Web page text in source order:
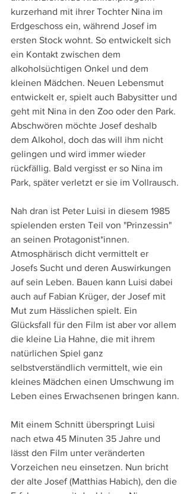
kurzerhand mit ihrer Tochter Nina im
Erdgeschoss ein, während Josef im
ersten Stock wohnt. So entwickelt sich
ein Kontakt zwischen dem
alkoholsüchtigen Onkel und dem
kleinen Mädchen. Neuen Lebensmut
entwickelt er, spielt auch Babysitter und
geht mit Nina in den Zoo oder den Park.
Abschwören möchte Josef deshalb
dem Alkohol, doch das will ihm nicht
gelingen und wird immer wieder
rückfällig. Bald vergisst er so Nina im
Park, später verletzt er sie im Vollrausch.
Nah dran ist Peter Luisi in diesem 1985
spielenden ersten Teil von "Prinzessin"
an seinen Protagonist*innen.
Atmosphärisch dicht vermittelt er
Josefs Sucht und deren Auswirkungen
auf sein Leben. Bauen kann Luisi dabei
auch auf Fabian Krüger, der Josef mit
Mut zum Hässlichen spielt. Ein
Glücksfall für den Film ist aber vor allem
die kleine Lia Hahne, die mit ihrem
natürlichen Spiel ganz
selbstverständlich vermittelt, wie ein
kleines Mädchen einen Umschwung im
Leben eines Erwachsenen bringen kann.
Mit einem Schnitt überspringt Luisi
nach etwa 45 Minuten 35 Jahre und
lässt den Film unter veränderten
Vorzeichen neu einsetzen. Nun bricht
der alte Josef (Matthias Habich), den die